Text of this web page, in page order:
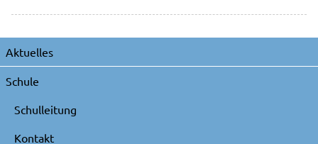
Navigation
Aktuelles
Schule
Schulleitung
Kontakt